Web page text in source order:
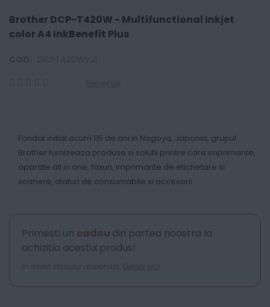
Brother DCP-T420W - Multifunctional Inkjet
color A4 InkBenefit Plus
Fondat initial acum 115 de ani in Nagoya, Japonia, grupul
Brother furnizeaza produse si solutii printre care imprimante,
aparate all in one, faxuri, imprimante de etichetare si
scanere, alaturi de consumabile si accesorii.
Primesti un cadou din partea noastra la
achizitia acestui produs!
In limita stocului disponibil. Detalii aici